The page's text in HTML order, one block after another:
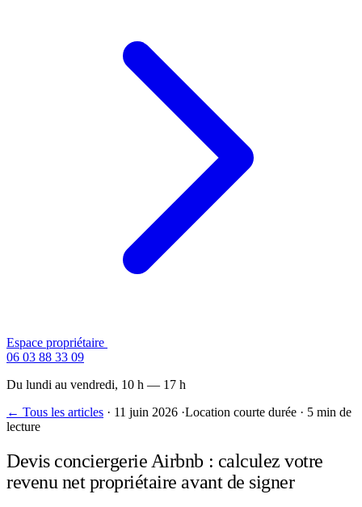
Espace propriétaire
06 03 88 33 09
Du lundi au vendredi, 10 h — 17 h
← Tous les articles · 11 juin 2026 ·Location courte durée · 5 min de
lecture
Devis conciergerie Airbnb : calculez votre
revenu net propriétaire avant de signer